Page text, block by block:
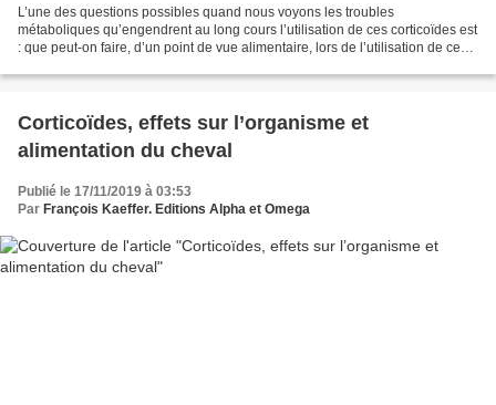
L’une des questions possibles quand nous voyons les troubles
métaboliques qu’engendrent au long cours l’utilisation de ces corticoïdes est
: que peut-on faire, d’un point de vue alimentaire, lors de l’utilisation de ces
Corticoïdes, effets sur l’organisme et
alimentation du cheval
Publié le 17/11/2019 à 03:53
Par François Kaeffer. Editions Alpha et Omega